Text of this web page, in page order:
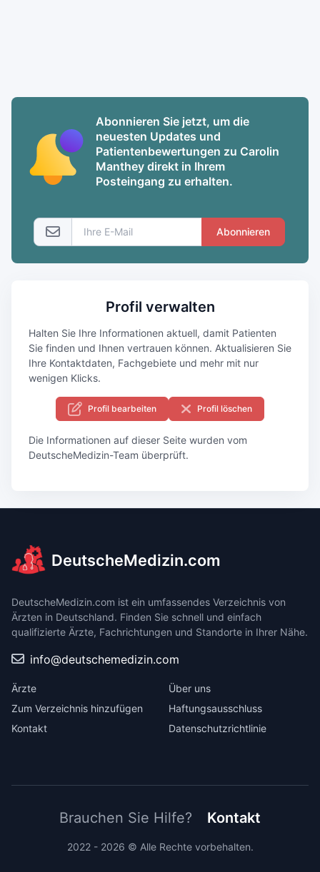
Abonnieren Sie jetzt, um die
neuesten Updates und
Patientenbewertungen zu Carolin
Manthey direkt in Ihrem
Posteingang zu erhalten.
Abonnieren
Profil verwalten
Halten Sie Ihre Informationen aktuell, damit Patienten
Sie finden und Ihnen vertrauen können. Aktualisieren Sie
Ihre Kontaktdaten, Fachgebiete und mehr mit nur
wenigen Klicks.
Profil bearbeiten Profil löschen
Die Informationen auf dieser Seite wurden vom
DeutscheMedizin-Team überprüft.
DeutscheMedizin.com
DeutscheMedizin.com ist ein umfassendes Verzeichnis von
Ärzten in Deutschland. Finden Sie schnell und einfach
qualifizierte Ärzte, Fachrichtungen und Standorte in Ihrer Nähe.
info@deutschemedizin.com
Ärzte
Zum Verzeichnis hinzufügen
Kontakt
Über uns
Haftungsausschluss
Datenschutzrichtlinie
Brauchen Sie Hilfe? Kontakt
2022 - 2026 © Alle Rechte vorbehalten.